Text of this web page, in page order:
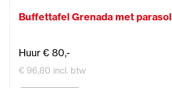
Buffettafel Grenada met parasol
Huur € 80,-
€ 96,80 incl. btw